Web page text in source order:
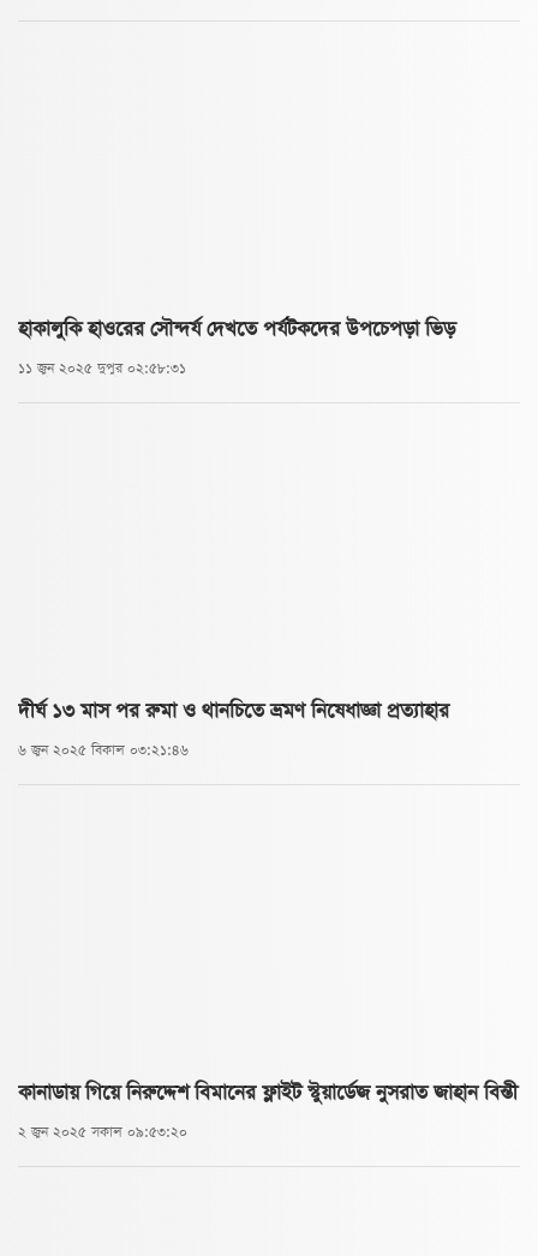
হাকালুকি হাওরের সৌন্দর্য দেখতে পর্যটকদের উপচেপড়া ভিড়
১১ জুন ২০২৫ দুপুর ০২:৫৮:৩১
দীর্ঘ ১৩ মাস পর রুমা ও থানচিতে ভ্রম‌ণ নি‌ষেধাজ্ঞা প্রত্যাহার
৬ জুন ২০২৫ বিকাল ০৩:২১:৪৬
কানাডায় গিয়ে নিরুদ্দেশ বিমানের ফ্লাইট স্টুয়ার্ডেজ নুসরাত জাহান বিন্তী
২ জুন ২০২৫ সকাল ০৯:৫৩:২০